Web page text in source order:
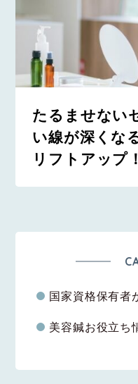
たるませない
い線が深くな
リフトアップ
国家資格保有者
美容鍼お役立ち